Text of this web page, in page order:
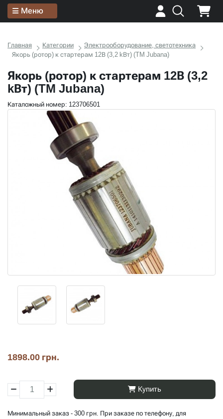
Меню
Главная Категории
Электрооборудование, светотехника
Якорь (ротор) к стартерам 12В (3,2 kВт) (TM Jubana)
Якорь (ротор) к стартерам 12В (3,2
kВт) (TM Jubana)
Каталожный номер: 123706501
1898.00 грн.
Купить
Минимальный заказ - 300 грн. При заказе по телефону, для